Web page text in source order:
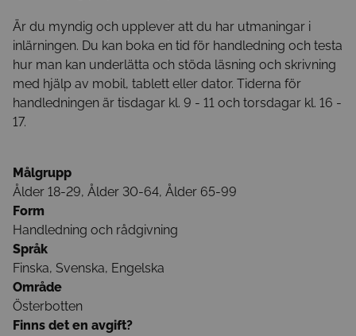
Är du myndig och upplever att du har utmaningar i
inlärningen. Du kan boka en tid för handledning och testa
hur man kan underlätta och stöda läsning och skrivning
med hjälp av mobil, tablett eller dator. Tiderna för
handledningen är tisdagar kl. 9 - 11 och torsdagar kl. 16 -
17.
Målgrupp
Ålder 18-29, Ålder 30-64, Ålder 65-99
Form
Handledning och rådgivning
Språk
Finska, Svenska, Engelska
Område
Österbotten
Finns det en avgift?